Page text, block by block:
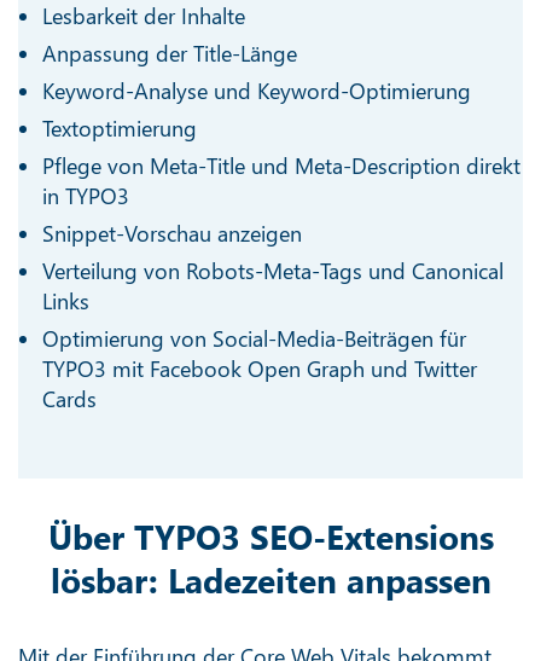
Lesbarkeit der Inhalte
Anpassung der Title-Länge
Keyword-Analyse und Keyword-Optimierung
Textoptimierung
Pflege von Meta-Title und Meta-Description direkt
in TYPO3
Snippet-Vorschau anzeigen
Verteilung von Robots-Meta-Tags und Canonical
Links
Optimierung von Social-Media-Beiträgen für
TYPO3 mit Facebook Open Graph und Twitter
Cards
Über TYPO3 SEO-Extensions
lösbar: Ladezeiten anpassen